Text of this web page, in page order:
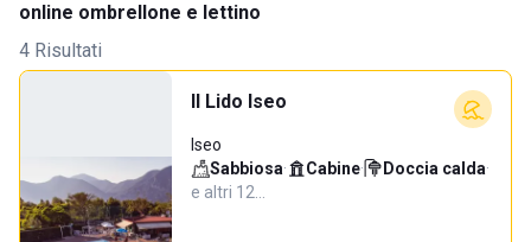
online ombrellone e lettino
4 Risultati
Il Lido Iseo
Iseo
Sabbiosa· Cabine· Doccia calda·
e altri 12…